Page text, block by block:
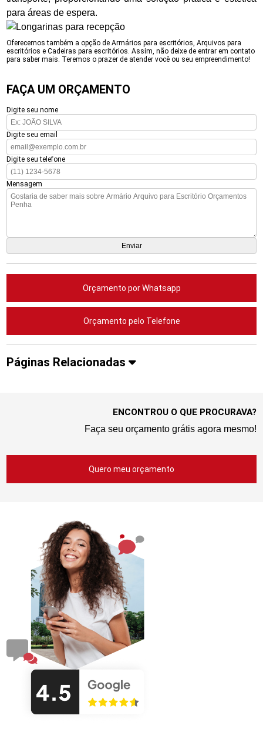
para áreas de espera.
Oferecemos também a opção de Armários para escritórios, Arquivos para
escritórios e Cadeiras para escritórios. Assim, não deixe de entrar em contato
para saber mais. Teremos o prazer de atender você ou seu empreendimento!
FAÇA UM ORÇAMENTO
Digite seu nome
Digite seu email
Digite seu telefone
Mensagem
Orçamento por Whatsapp
Orçamento pelo Telefone
Páginas Relacionadas
ENCONTROU O QUE PROCURAVA?
Faça seu orçamento grátis agora mesmo!
Quero meu orçamento